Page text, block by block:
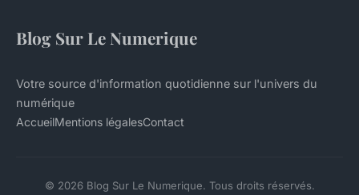
Blog Sur Le Numerique
Votre source d'information quotidienne sur l'univers du
numérique
AccueilMentions légalesContact
© 2026 Blog Sur Le Numerique. Tous droits réservés.